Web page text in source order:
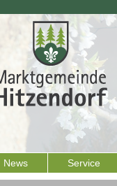
News Service